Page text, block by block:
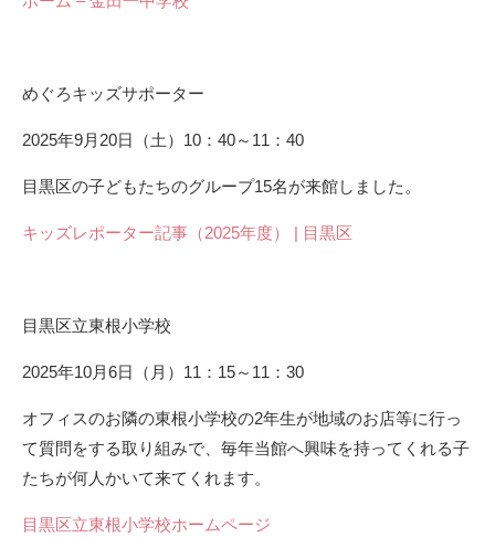
めぐろキッズサポーター
2025年9月20日（土）10：40～11：40
目黒区の子どもたちのグループ15名が来館しました。
キッズレポーター記事（2025年度） | 目黒区
目黒区立東根小学校
2025年10月6日（月）11：15～11：30
オフィスのお隣の東根小学校の2年生が地域のお店等に行っ
て質問をする取り組みで、毎年当館へ興味を持ってくれる子
たちが何人かいて来てくれます。
目黒区立東根小学校ホームページ